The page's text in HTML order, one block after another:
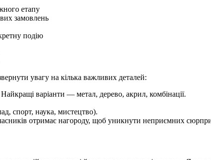
етапу
замовлень
подію
увагу на кілька важливих деталей:
варіанти — метал, дерево, акрил, комбінації.
спорт, наука, мистецтво).
отримає нагороду, щоб уникнути неприємних